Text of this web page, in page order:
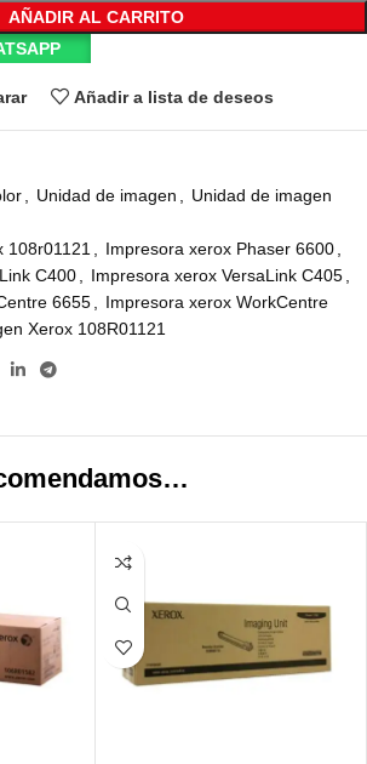
AÑADIR AL CARRITO
Añadir a lista de deseos
, Unidad de imagen , Unidad de imagen
108r01121, Impresora xerox Phaser 6600,
C400, Impresora xerox VersaLink C405,
6655, Impresora xerox WorkCentre
Xerox 108R01121